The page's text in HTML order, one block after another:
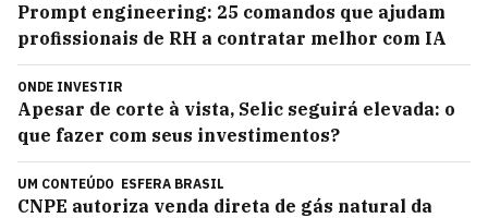
Prompt engineering: 25 comandos que ajudam
profissionais de RH a contratar melhor com IA
ONDE INVESTIR
Apesar de corte à vista, Selic seguirá elevada: o
que fazer com seus investimentos?
UM CONTEÚDO ESFERA BRASIL
CNPE autoriza venda direta de gás natural da